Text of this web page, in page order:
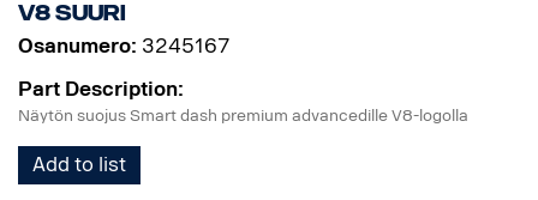
V8 Suuri
Osanumero: 3245167
Part Description:
Näytön suojus Smart dash premium advancedille V8-logolla
Add to list